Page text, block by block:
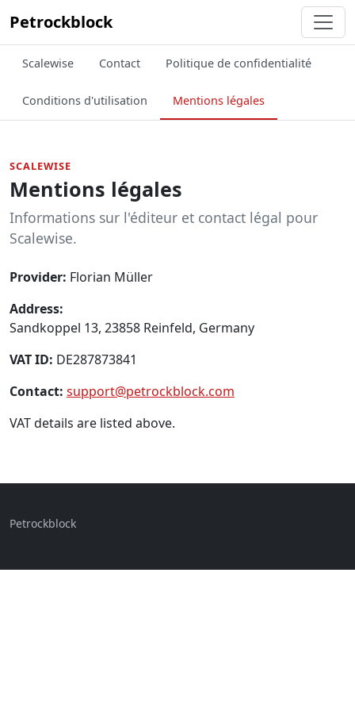
Petrockblock
Scalewise Contact Politique de confidentialité
Conditions d'utilisation Mentions légales
SCALEWISE
Mentions légales
Informations sur l'éditeur et contact légal pour
Scalewise.
Provider: Florian Müller
Address:
Sandkoppel 13, 23858 Reinfeld, Germany
VAT ID: DE287873841
Contact: support@petrockblock.com
VAT details are listed above.
Petrockblock